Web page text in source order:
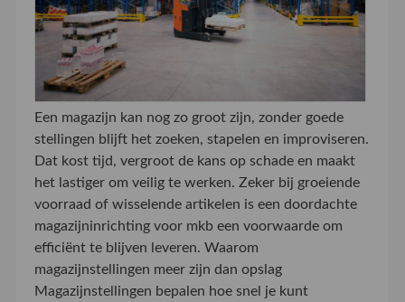
Een magazijn kan nog zo groot zijn, zonder goede
stellingen blijft het zoeken, stapelen en improviseren.
Dat kost tijd, vergroot de kans op schade en maakt
het lastiger om veilig te werken. Zeker bij groeiende
voorraad of wisselende artikelen is een doordachte
magazijninrichting voor mkb een voorwaarde om
efficiënt te blijven leveren. Waarom
magazijnstellingen meer zijn dan opslag
Magazijnstellingen bepalen hoe snel je kunt